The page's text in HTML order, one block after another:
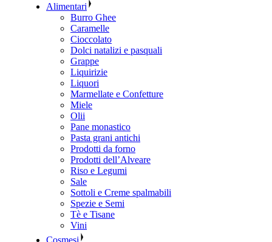
Alimentari
Burro Ghee
Caramelle
Cioccolato
Dolci natalizi e pasquali
Grappe
Liquirizie
Liquori
Marmellate e Confetture
Miele
Olii
Pane monastico
Pasta grani antichi
Prodotti da forno
Prodotti dell’Alveare
Riso e Legumi
Sale
Sottoli e Creme spalmabili
Spezie e Semi
Tè e Tisane
Vini
Cosmesi